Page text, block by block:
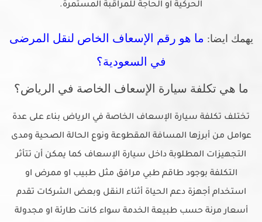
الحركية او الحاجة للمراقبة المستمرة.
يهمك ايضا: ما هو رقم الإسعاف الخاص لنقل المرضى
في السعودية؟
ما هي تكلفة سيارة الإسعاف الخاصة في الرياض؟
تختلف تكلفة سيارة الإسعاف الخاصة في الرياض بناء على عدة
عوامل من أبرزها المسافة المقطوعة ونوع الحالة الصحية ومدى
التجهيزات المطلوبة داخل سيارة الإسعاف كما يمكن أن تتأثر
التكلفة بوجود طاقم طبي مرافق مثل طبيب او ممرض او
استخدام أجهزة دعم الحياة أثناء النقل وبعض الشركات تقدم
أسعار مرنة حسب طبيعة الخدمة سواء كانت طارئة او مجدولة